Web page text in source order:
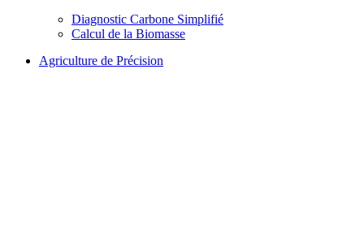
Diagnostic Carbone Simplifié
Calcul de la Biomasse
Agriculture de Précision